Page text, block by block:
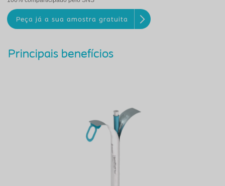
Peça já a sua amostra gratuita
Principais benefícios